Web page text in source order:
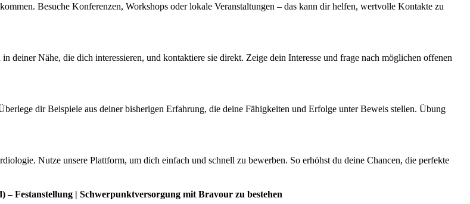
Besuche Konferenzen, Workshops oder lokale Veranstaltungen – das kann dir helfen, wertvolle Kontakte zu
deiner Nähe, die dich interessieren, und kontaktiere sie direkt. Zeige dein Interesse und frage nach möglichen offenen
dir Beispiele aus deiner bisherigen Erfahrung, die deine Fähigkeiten und Erfolge unter Beweis stellen. Übung
Nutze unsere Plattform, um dich einfach und schnell zu bewerben. So erhöhst du deine Chancen, die perfekte
Festanstellung | Schwerpunktversorgung mit Bravour zu bestehen